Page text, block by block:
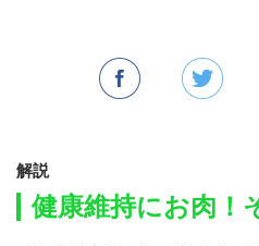
解説
健康維持にお肉！